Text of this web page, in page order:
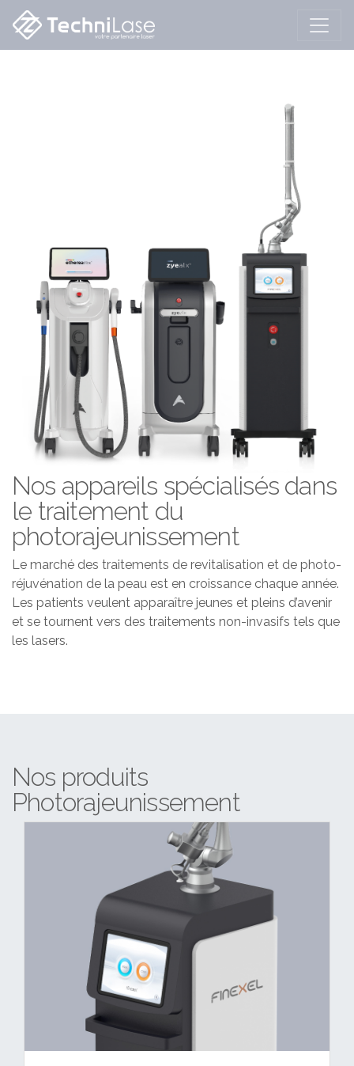
Nos appareils spécialisés dans
le traitement du
photorajeunissement
Le marché des traitements de revitalisation et de photo-
réjuvénation de la peau est en croissance chaque année.
Les patients veulent apparaître jeunes et pleins d’avenir
et se tournent vers des traitements non-invasifs tels que
les lasers.
Nos produits
Photorajeunissement